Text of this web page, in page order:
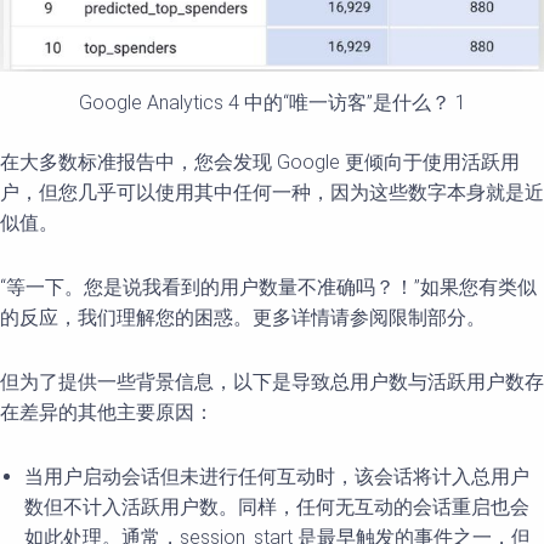
Google Analytics 4 中的“唯一访客”是什么？ 1
在大多数标准报告中，您会发现 Google 更倾向于使用活跃用
户，但您几乎可以使用其中任何一种，因为这些数字本身就是近
似值。
“等一下。您是说我看到的用户数量不准确吗？！”如果您有类似
的反应，我们理解您的困惑。更多详情请参阅限制部分。
但为了提供一些背景信息，以下是导致总用户数与活跃用户数存
在差异的其他主要原因：
当用户启动会话但未进行任何互动时，该会话将计入总用户
数但不计入活跃用户数。同样，任何无互动的会话重启也会
如此处理。通常，session_start 是最早触发的事件之一，但